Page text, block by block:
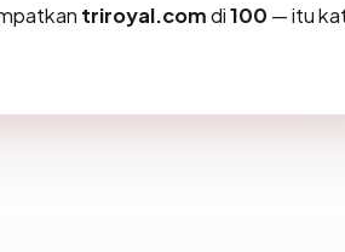
triroyal.comdi100 — itu